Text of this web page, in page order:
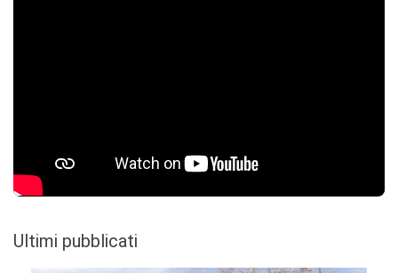
Ultimi pubblicati